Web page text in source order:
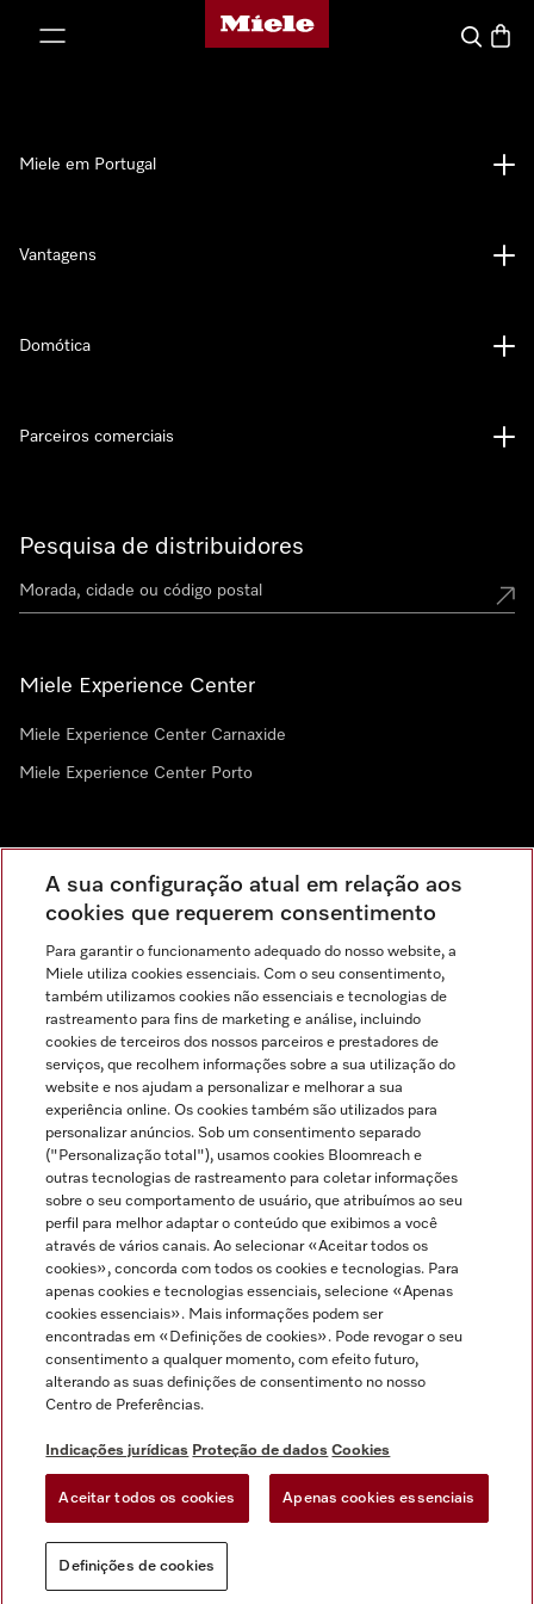
Página principal da Miele
Pesquisa
Pesquisa de distribuidores
Miele Experience Center
Miele Experience Center Carnaxide
Miele Experience Center Porto
Miele em Portugal
Vantagens
Domótica
Parceiros comerciais
Indicações jurídicas
Condições gerais
Proteção de dados
Condições de utilização
Canal de Ética
Formulário de livre resolução
Miele no Instagram
Miele no Facebook
Miele no Youtube
A sua configuração atual em relação aos
cookies que requerem consentimento
Para garantir o funcionamento adequado do nosso website, a
Miele utiliza cookies essenciais. Com o seu consentimento,
também utilizamos cookies não essenciais e tecnologias de
rastreamento para fins de marketing e análise, incluindo
cookies de terceiros dos nossos parceiros e prestadores de
serviços, que recolhem informações sobre a sua utilização do
website e nos ajudam a personalizar e melhorar a sua
experiência online. Os cookies também são utilizados para
personalizar anúncios. Sob um consentimento separado
("Personalização total"), usamos cookies Bloomreach e
outras tecnologias de rastreamento para coletar informações
sobre o seu comportamento de usuário, que atribuímos ao seu
perfil para melhor adaptar o conteúdo que exibimos a você
através de vários canais. Ao selecionar «Aceitar todos os
cookies», concorda com todos os cookies e tecnologias. Para
apenas cookies e tecnologias essenciais, selecione «Apenas
cookies essenciais». Mais informações podem ser
encontradas em «Definições de cookies». Pode revogar o seu
consentimento a qualquer momento, com efeito futuro,
alterando as suas definições de consentimento no nosso
Centro de Preferências.
Indicações jurídicas Proteção de dados Cookies
Aceitar todos os cookies Apenas cookies essenciais
Definições de cookies